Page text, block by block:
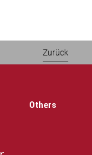
Zurück
Others